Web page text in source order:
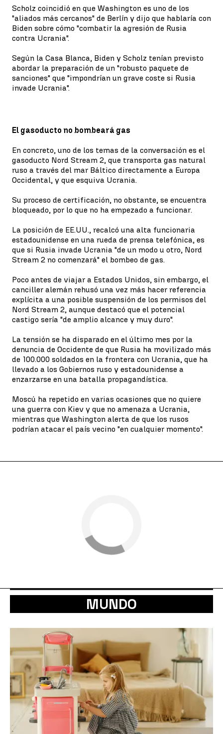
Scholz coincidió en que Washington es uno de los
"aliados más cercanos" de Berlín y dijo que hablaría con
Biden sobre cómo "combatir la agresión de Rusia
contra Ucrania".
Según la Casa Blanca, Biden y Scholz tenían previsto
abordar la preparación de un "robusto paquete de
sanciones" que "impondrían un grave coste si Rusia
invade Ucrania".
El gasoducto no bombeará gas
En concreto, uno de los temas de la conversación es el
gasoducto Nord Stream 2, que transporta gas natural
ruso a través del mar Báltico directamente a Europa
Occidental, y que esquiva Ucrania.
Su proceso de certificación, no obstante, se encuentra
bloqueado, por lo que no ha empezado a funcionar.
La posición de EE.UU., recalcó una alta funcionaria
estadounidense en una rueda de prensa telefónica, es
que si Rusia invade Ucrania "de un modo u otro, Nord
Stream 2 no comenzará" el bombeo de gas.
Poco antes de viajar a Estados Unidos, sin embargo, el
canciller alemán rehusó una vez más hacer referencia
explícita a una posible suspensión de los permisos del
Nord Stream 2, aunque destacó que el potencial
castigo sería "de amplio alcance y muy duro".
La tensión se ha disparado en el último mes por la
denuncia de Occidente de que Rusia ha movilizado más
de 100.000 soldados en la frontera con Ucrania, que ha
llevado a los Gobiernos ruso y estadounidense a
enzarzarse en una batalla propagandística.
Moscú ha repetido en varias ocasiones que no quiere
una guerra con Kiev y que no amenaza a Ucrania,
mientras que Washington alerta de que los rusos
podrían atacar el país vecino "en cualquier momento".
MUNDO